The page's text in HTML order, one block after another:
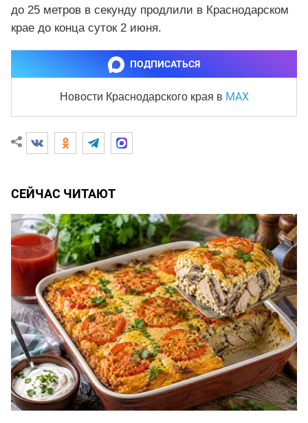
до 25 метров в секунду продлили в Краснодарском
крае до конца суток 2 июня.
ПОДПИСАТЬСЯ
Новости Краснодарского края в MAX
СЕЙЧАС ЧИТАЮТ